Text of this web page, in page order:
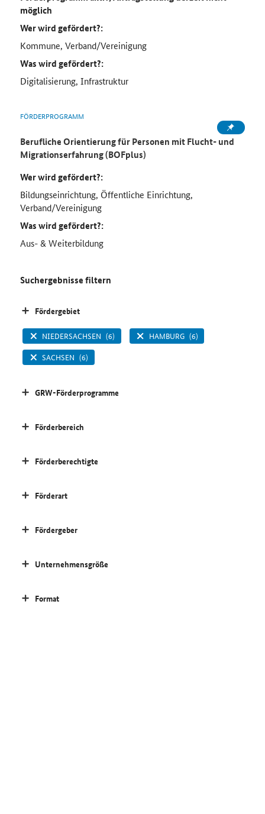
möglich
Wer wird gefördert?:
Kommune, Verband/Vereinigung
Was wird gefördert?:
Digitalisierung, Infrastruktur
FÖRDERPROGRAMM
Berufliche Orientierung für Personen mit Flucht- und
Migrationserfahrung (BOFplus)
Wer wird gefördert?:
Bildungseinrichtung, Öffentliche Einrichtung,
Verband/Vereinigung
Was wird gefördert?:
Aus- & Weiterbildung
Suchergebnisse filtern
Fördergebiet
NIEDERSACHSEN (6) HAMBURG (6)
SACHSEN (6)
GRW-Förderprogramme
Förderbereich
Förderberechtigte
Förderart
Fördergeber
Unternehmensgröße
Format